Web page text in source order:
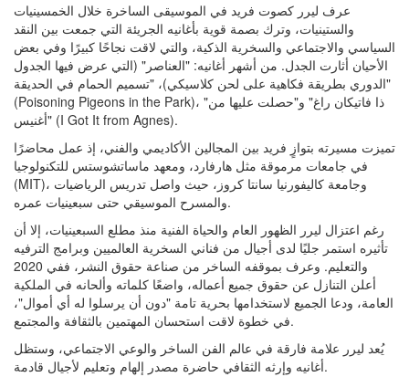
عرف ليرر كصوت فريد في الموسيقى الساخرة خلال الخمسينيات
والستينيات، وترك بصمة قوية بأغانيه الجريئة التي جمعت بين النقد
السياسي والاجتماعي والسخرية الذكية، والتي لاقت نجاحًا كبيرًا وفي بعض
الأحيان أثارت الجدل. من أشهر أغانيه: "العناصر" (التي عرض فيها الجدول
الدوري بطريقة فكاهية على لحن كلاسيكي)، "تسميم الحمام في الحديقة"
(Poisoning Pigeons in the Park)، "ذا فاتيكان راغ" و"حصلت عليها من
أغنيس" (I Got It from Agnes).
تميزت مسيرته بتوازٍ فريد بين المجالين الأكاديمي والفني، إذ عمل محاضرًا
في جامعات مرموقة مثل هارفارد، ومعهد ماساتشوستس للتكنولوجيا
(MIT)، وجامعة كاليفورنيا سانتا كروز، حيث واصل تدريس الرياضيات
والمسرح الموسيقي حتى سبعينيات عمره.
رغم اعتزال ليرر الظهور العام والحياة الفنية منذ مطلع السبعينيات، إلا أن
تأثيره استمر جليًا لدى أجيال من فناني السخرية العالميين وبرامج الترفيه
والتعليم. وعرف بموقفه الساخر من صناعة حقوق النشر، ففي 2020
أعلن التنازل عن حقوق جميع أعماله، واضعًا كلماته وألحانه في الملكية
العامة، ودعا الجميع لاستخدامها بحرية تامة "دون أن يرسلوا له أي أموال"،
في خطوة لاقت استحسان المهتمين بالثقافة والمجتمع.
يُعد ليرر علامة فارقة في عالم الفن الساخر والوعي الاجتماعي، وستظل
أغانيه وإرثه الثقافي حاضرة مصدر إلهام وتعليم لأجيال قادمة.